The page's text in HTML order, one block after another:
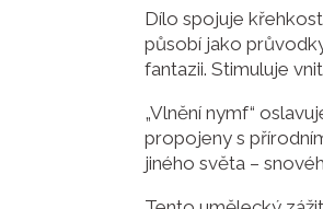
Dílo spojuje
působí jako
fantazii. Stimuluje
„Vlnění nymf“
propojeny s
jiného světa –